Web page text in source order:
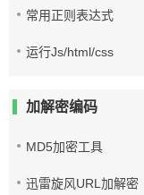
常用正则表达式
运行Js/html/css
加解密编码
MD5加密工具
迅雷旋风URL加解密